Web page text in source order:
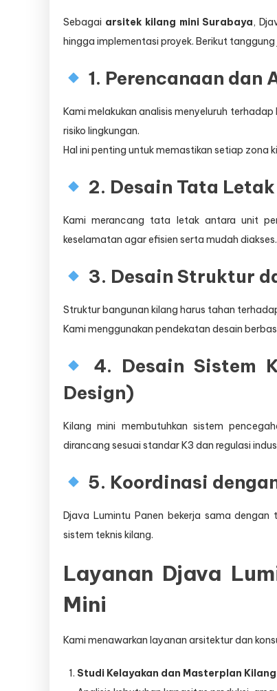
Sebagai arsitek kilang mini Surabaya,
hingga implementasi proyek. Berikut
1. Perencanaan dan
Kami melakukan analisis menyeluruh
risiko lingkungan.
Hal ini penting untuk memastikan setiap zona
2. Desain Tata
Kami merancang tata letak antara unit
keselamatan agar efisien serta mudah diakses.
3. Desain Struktur
Struktur bangunan kilang harus tahan
Kami menggunakan pendekatan desain
4. Desain Sistem
Design)
Kilang mini membutuhkan sistem
dirancang sesuai standar K3 dan regulasi
5. Koordinasi
Djava Lumintu Panen bekerja sama
sistem teknis kilang.
Layanan Djava
Mini
Kami menawarkan layanan arsitektur dan
Studi Kelayakan dan Masterplan Kilang